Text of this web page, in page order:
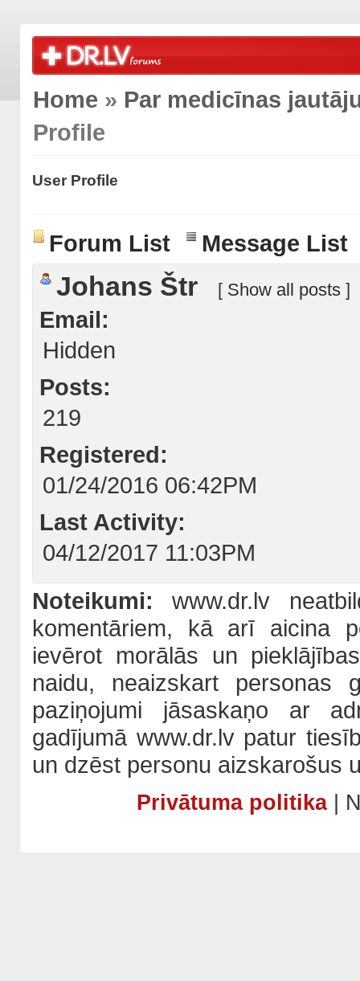
Home » Par medicīnas
Profile
User Profile
Forum List Message List
Johans Štr [ Show all posts ]
Email:
Hidden
Posts:
219
Registered:
01/24/2016 06:42PM
Last Activity:
04/12/2017 11:03PM
Noteikumi:www.dr.lv
komentāriem, kā arī aicina
ievērot morālās un
naidu, neaizskart personas
paziņojumi jāsaskaņo ar
gadījumā www.dr.lv patur
un dzēst personu aizskarošus
Privātuma politika|